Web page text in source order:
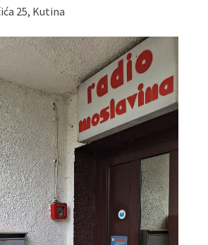
25, Kutina